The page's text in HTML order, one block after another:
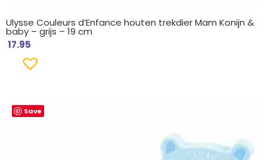
Ulysse Couleurs d’Enfance houten trekdier Mam Konijn &
baby – grijs – 19 cm
17.95
Save